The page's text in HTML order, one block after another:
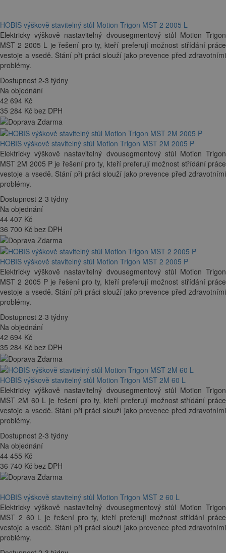
HOBIS výškově stavitelný stůl Motion Trigon MST 2 2005 L
Elektricky výškově nastavitelný dvousegmentový stůl Motion Trigon
MST 2 2005 L je řešení pro ty, kteří preferují možnost střídání práce
vestoje a vsedě. Stání při práci slouží jako prevence před zdravotními
problémy.
Dostupnost 2-3 týdny
Na objednání
42 694 Kč
35 284 Kč bez DPH
HOBIS výškově stavitelný stůl Motion Trigon MST 2M 2005 P
Elektricky výškově nastavitelný dvousegmentový stůl Motion Trigon
MST 2M 2005 P je řešení pro ty, kteří preferují možnost střídání práce
vestoje a vsedě. Stání při práci slouží jako prevence před zdravotními
problémy.
Dostupnost 2-3 týdny
Na objednání
44 407 Kč
36 700 Kč bez DPH
HOBIS výškově stavitelný stůl Motion Trigon MST 2 2005 P
Elektricky výškově nastavitelný dvousegmentový stůl Motion Trigon
MST 2 2005 P je řešení pro ty, kteří preferují možnost střídání práce
vestoje a vsedě. Stání při práci slouží jako prevence před zdravotními
problémy.
Dostupnost 2-3 týdny
Na objednání
42 694 Kč
35 284 Kč bez DPH
HOBIS výškově stavitelný stůl Motion Trigon MST 2M 60 L
Elektricky výškově nastavitelný dvousegmentový stůl Motion Trigon
MST 2M 60 L je řešení pro ty, kteří preferují možnost střídání práce
vestoje a vsedě. Stání při práci slouží jako prevence před zdravotními
problémy.
Dostupnost 2-3 týdny
Na objednání
44 455 Kč
36 740 Kč bez DPH
HOBIS výškově stavitelný stůl Motion Trigon MST 2 60 L
Elektricky výškově nastavitelný dvousegmentový stůl Motion Trigon
MST 2 60 L je řešení pro ty, kteří preferují možnost střídání práce
vestoje a vsedě. Stání při práci slouží jako prevence před zdravotními
problémy.